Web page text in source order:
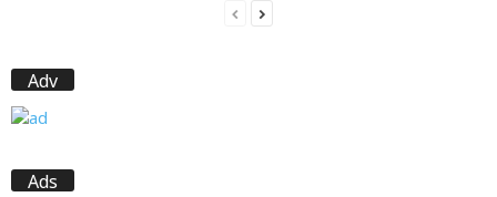
Adv
Ads